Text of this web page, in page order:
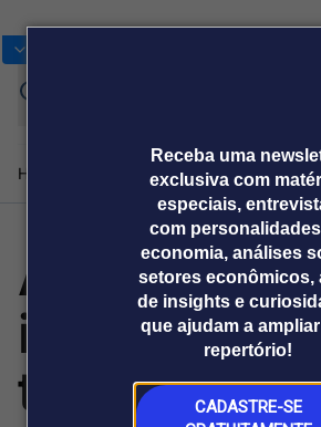
Receba uma
exclusiva com
especiais,
com
economia, análises
setores econômicos,
de insights e
que ajudam a
repertório!
CADASTRE-SE
Home Produtos e soluçõesNotíciasBlog
Broadcast
O mercado
financeiro
tempo real
Sobre nós Releases
Prêmio Broadcast
Analistas
Prêmio
Agências de
comunicação
Agro 5.0
impulsiona
tecnologia